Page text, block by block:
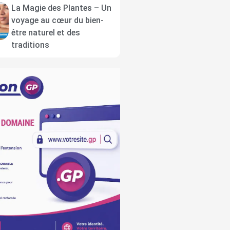
La Magie des Plantes – Un
voyage au cœur du bien-
être naturel et des
traditions